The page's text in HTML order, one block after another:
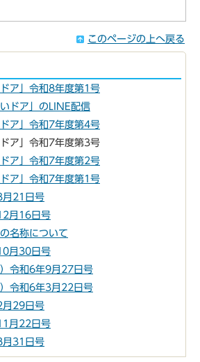
このページの上へ戻る
ア」令和8年度第1号
ドア」のLINE配信
ア」令和7年度第4号
ア」令和7年度第3号
ア」令和7年度第2号
ア」令和7年度第1号
月21日号
月16日号
名称について
月30日号
令和6年9月27日号
令和6年3月22日号
月29日号
月22日号
月31日号